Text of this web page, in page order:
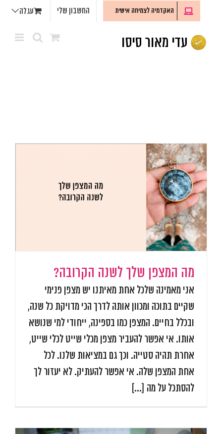
האקדמיה לצמיחה אישית החשבון שלי עגלה
מה המצפן שלך לשנה הקרובה?
אני מאמינה שלכל אחת מאיתנו יש מצפן פנימי
שקיים בתוכה ומכוון אותה לדרך הכי מדויקת כל שנה,
ובכלל בחיים. המצפן כמו בספינה, ייחודי למי שנושא
אותו. אי אפשר להעביר מצפן מכלי שייט לכלי שייט,
אחרת תהיה סטייה. וכך גם במציאות שלנו. לכל
אחת המצפן שלה. אי אפשר להעתיק. לא יעזור לך
להסתכל על מה [...]